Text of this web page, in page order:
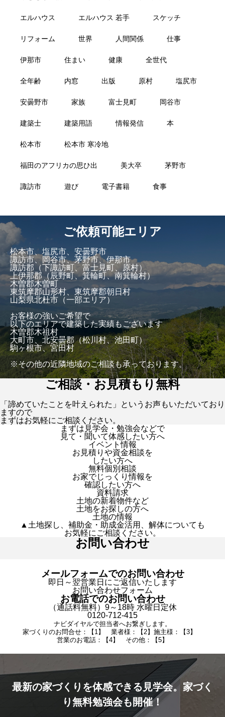
エルハウス エルハウス 若手 スケッチ
リフォーム 世界 人間関係 仕事
伊那市 住まい 健康 全世代
全年齢 内窓 出版 原村 塩尻市
安曇野市 家族 富士見町 岡谷市
建築士 建築用語 情報発信 本
松本市 松本市 寒冷地
福田のアフリカの思ひ出 美大卒 茅野市
諏訪市 遊び 電子書籍 食事
ご依頼可能エリア
松本市、塩尻市、安曇野市
諏訪市、岡谷市、茅野市、伊那市
諏訪郡（下諏訪町、富士見町、原村）
上伊那郡（辰野町、箕輪町、南箕輪村）
木曽郡木曽町
東筑摩郡山形村、東筑摩郡朝日村
山梨県北杜市（一部エリア）
お客様の強いご希望で
以下のエリアで建築した実績もございます
木曽郡木祖村
大町市、北安曇郡（松川村、池田町）
駒ヶ根市、宮田村
※その他の近隣地域のご相談も承っております。
ご相談・お見積もり無料
「諦めていたことを叶えられた」というお声もいただいており
ますので
まずはお気軽にご相談ください。
まずは見学会・勉強会などで
見て・聞いて体感したい方へ
イベント情報
お見積りや資金相談を
したい方へ
無料個別相談
お家でじっくり情報を
確認したい方へ
資料請求
土地の新着物件など
土地をお探しの方へ
土地の情報
▲土地探し、補助金・助成金活用、解体についても
お気軽にご相談ください。
お問い合わせ
メールフォームでのお問い合わせ
即日～翌営業日にご返信いたします
お問い合わせフォーム
お電話でのお問い合わせ
（通話料無料）9～18時 水曜日定休
0120-712-415
ナビダイヤルで担当者へお繋ぎします。
家づくりのお問合せ：【1】 業者様：【2】施主様：【3】
営業のお電話：【4】 その他：【5】
最新の家づくりを体感できる見学会。家づく
り無料勉強会も開催！